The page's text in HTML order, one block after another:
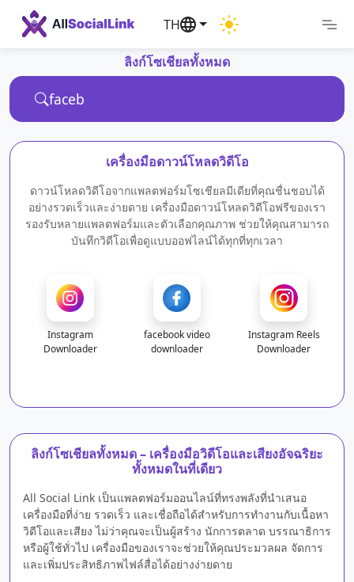
TH
ลิงก์โซเชียลทั้งหมด
เครื่องมือดาวน์โหลดวิดีโอ
ดาวน์โหลดวิดีโอจากแพลตฟอร์มโซเชียลมีเดียที่คุณชื่นชอบได้
อย่างรวดเร็วและง่ายดาย เครื่องมือดาวน์โหลดวิดีโอฟรีของเรา
รองรับหลายแพลตฟอร์มและตัวเลือกคุณภาพ ช่วยให้คุณสามารถ
บันทึกวิดีโอเพื่อดูแบบออฟไลน์ได้ทุกที่ทุกเวลา
Instagram
Downloader
facebook video
downloader
Instagram Reels
Downloader
ลิงก์โซเชียลทั้งหมด – เครื่องมือวิดีโอและเสียงอัจฉริยะ
ทั้งหมดในที่เดียว
All Social Link เป็นแพลตฟอร์มออนไลน์ที่ทรงพลังที่นำเสนอ
เครื่องมือที่ง่าย รวดเร็ว และเชื่อถือได้สำหรับการทำงานกับเนื้อหา
วิดีโอและเสียง ไม่ว่าคุณจะเป็นผู้สร้าง นักการตลาด บรรณาธิการ
หรือผู้ใช้ทั่วไป เครื่องมือของเราจะช่วยให้คุณประมวลผล จัดการ
และเพิ่มประสิทธิภาพไฟล์สื่อได้อย่างง่ายดาย